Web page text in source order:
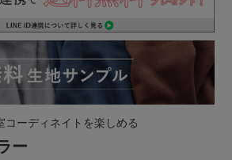
コーディネイトを楽しめる
ー